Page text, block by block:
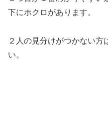
下にホクロがあります。
２人の見分けがつかない方
い。